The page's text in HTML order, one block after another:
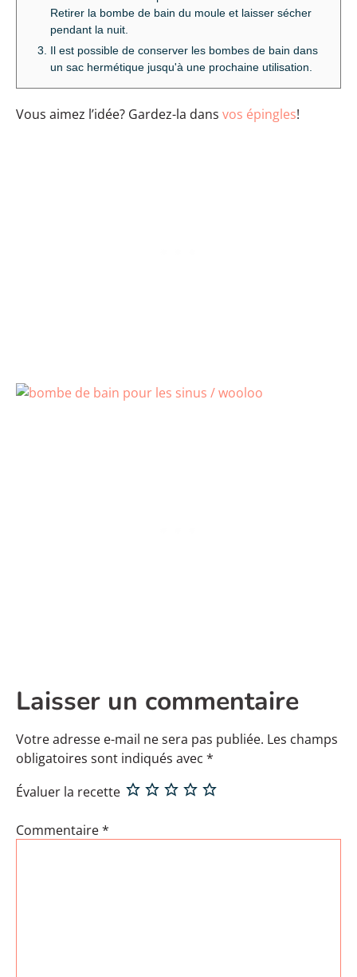
Retirer la bombe de bain du moule et laisser sécher
pendant la nuit.
Il est possible de conserver les bombes de bain dans
un sac hermétique jusqu'à une prochaine utilisation.
Vous aimez l’idée? Gardez-la dans vos épingles!
Laisser un commentaire
Votre adresse e-mail ne sera pas publiée. Les champs
obligatoires sont indiqués avec *
Évaluer la recette
Commentaire*